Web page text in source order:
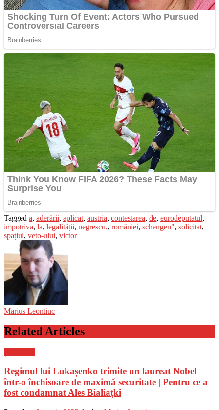
Tagged a, aderării, aplicat, austria, contestarea, de, eurodeputatul,
impotriva, la, legalității, negrescu,, româniei, schengen", solicitat,
spațiul, veto-ului, victor
Marius Leontiuc
Related Articles
Regimul lui Lukașenko trimite un laureat Nobel
într-o închisoare de maximă securitate | Pentru ce a
fost condamnat Ales Bialiațki